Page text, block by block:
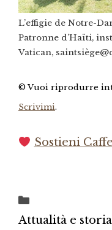
L’effigie de Notre-
Patronne d’Haïti,
Vatican,
© Vuoi riprodurre
Scrivimi.
Sostieni
Attualità e storia